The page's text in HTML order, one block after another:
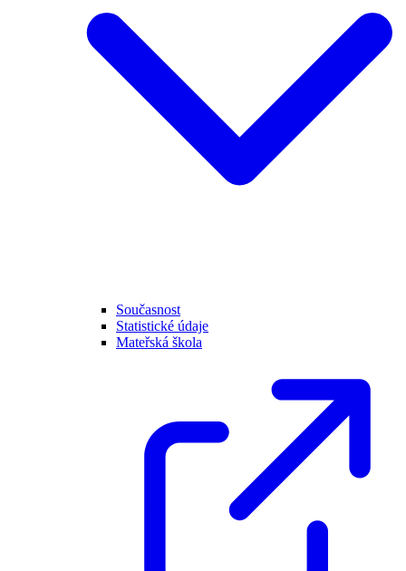
Současnost
Statistické údaje
Mateřská škola